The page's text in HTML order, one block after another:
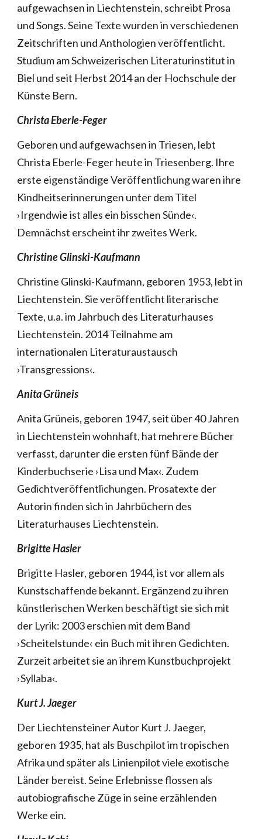
aufgewachsen in Liechtenstein, schreibt Prosa
und Songs. Seine Texte wurden in verschiedenen
Zeitschriften und Anthologien veröffentlicht.
Studium am Schweizerischen Literaturinstitut in
Biel und seit Herbst 2014 an der Hochschule der
Künste Bern.
Christa Eberle-Feger
Geboren und aufgewachsen in Triesen, lebt
Christa Eberle-Feger heute in Triesenberg. Ihre
erste eigenständige Veröffentlichung waren ihre
Kindheitserinnerungen unter dem Titel
›Irgendwie ist alles ein bisschen Sünde‹.
Demnächst erscheint ihr zweites Werk.
Christine Glinski-Kaufmann
Christine Glinski-Kaufmann, geboren 1953, lebt in
Liechtenstein. Sie veröffentlicht literarische
Texte, u.a. im Jahrbuch des Literaturhauses
Liechtenstein. 2014 Teilnahme am
internationalen Literaturaustausch
›Transgressions‹.
Anita Grüneis
Anita Grüneis, geboren 1947, seit über 40 Jahren
in Liechtenstein wohnhaft, hat mehrere Bücher
verfasst, darunter die ersten fünf Bände der
Kinderbuchserie ›Lisa und Max‹. Zudem
Gedichtveröffentlichungen. Prosatexte der
Autorin finden sich in Jahrbüchern des
Literaturhauses Liechtenstein.
Brigitte Hasler
Brigitte Hasler, geboren 1944, ist vor allem als
Kunstschaffende bekannt. Ergänzend zu ihren
künstlerischen Werken beschäftigt sie sich mit
der Lyrik: 2003 erschien mit dem Band
›Scheitelstunde‹ ein Buch mit ihren Gedichten.
Zurzeit arbeitet sie an ihrem Kunstbuchprojekt
›Syllaba‹.
Kurt J. Jaeger
Der Liechtensteiner Autor Kurt J. Jaeger,
geboren 1935, hat als Buschpilot im tropischen
Afrika und später als Linienpilot viele exotische
Länder bereist. Seine Erlebnisse flossen als
autobiografische Züge in seine erzählenden
Werke ein.